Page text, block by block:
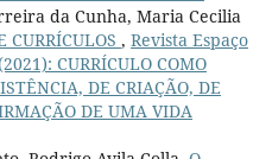
da Cunha, Maria Cecilia
CURRÍCULOS , Revista Espaço
CURRÍCULO COMO
DE CRIAÇÃO, DE
DE UMA VIDA